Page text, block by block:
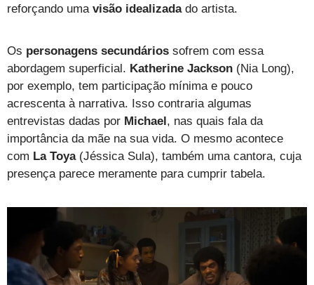
reforçando uma visão idealizada do artista.
Os personagens secundários sofrem com essa
abordagem superficial. Katherine Jackson (Nia Long),
por exemplo, tem participação mínima e pouco
acrescenta à narrativa. Isso contraria algumas
entrevistas dadas por Michael, nas quais fala da
importância da mãe na sua vida. O mesmo acontece
com La Toya(Jéssica Sula), também uma cantora, cuja
presença parece meramente para cumprir tabela.